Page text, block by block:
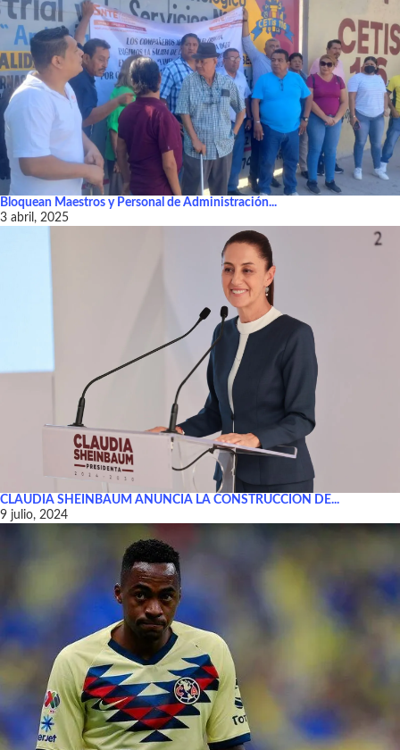
Bloquean Maestros y Personal de Administración...
3 abril, 2025
CLAUDIA SHEINBAUM ANUNCIA LA CONSTRUCCIÓN DE...
9 julio, 2024